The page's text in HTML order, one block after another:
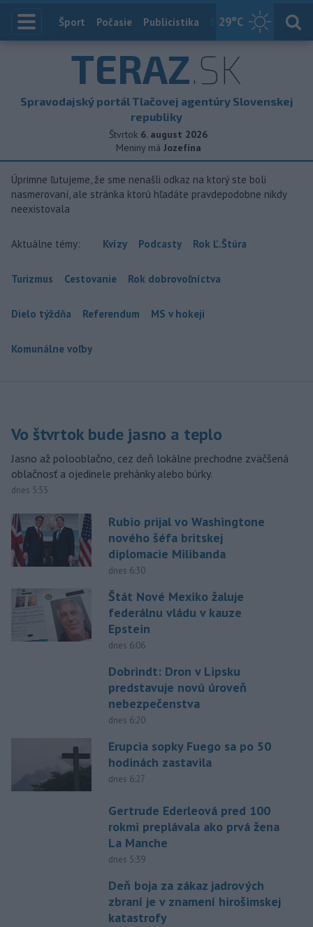
29°C
Index
Šport Počasie Publicistika Slovensko
TERAZ.SK
Spravodajský portál Tlačovej agentúry Slovenskej
republiky
Štvrtok 6. august 2026
Meniny má Jozefína
Úprimne ľutujeme, že sme nenašli odkaz na ktorý ste boli
nasmerovaní, ale stránka ktorú hľadáte pravdepodobne nikdy
neexistovala
Aktuálne témy: Kvízy Podcasty Rok Ľ.Štúra
Turizmus Cestovanie Rok dobrovoľníctva
Dielo týždňa Referendum MS v hokeji
Komunálne voľby
Vo štvrtok bude jasno a teplo
Jasno až polooblačno, cez deň lokálne prechodne zväčšená
oblačnosť a ojedinele prehánky alebo búrky.
dnes 5:55
Rubio prijal vo Washingtone
nového šéfa britskej
diplomacie Milibanda
dnes 6:30
Štát Nové Mexiko žaluje
federálnu vládu v kauze
Epstein
dnes 6:06
Dobrindt: Dron v Lipsku
predstavuje novú úroveň
nebezpečenstva
dnes 6:20
Erupcia sopky Fuego sa po 50
hodinách zastavila
dnes 6:27
Gertrude Ederleová pred 100
rokmi preplávala ako prvá žena
La Manche
dnes 5:39
Deň boja za zákaz jadrových
zbraní je v znamení hirošimskej
katastrofy